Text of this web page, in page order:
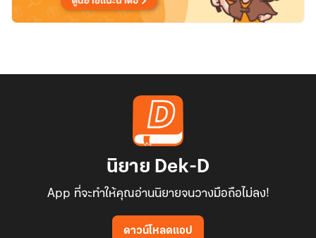
นิยาย Dek-D
App ที่จะทำให้คุณอ่านนิยายจนวางมือถือไม่ลง!
ดาวน์โหลดแอป